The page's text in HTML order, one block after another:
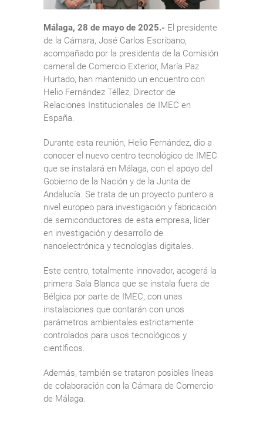
Málaga, 28 de mayo de 2025.- El presidente
de la Cámara, José Carlos Escribano,
acompañado por la presidenta de la Comisión
cameral de Comercio Exterior, María Paz
Hurtado, han mantenido un encuentro con
Helio Fernández Téllez, Director de
Relaciones Institucionales de IMEC en
España.
Durante esta reunión, Helio Fernández, dio a
conocer el nuevo centro tecnológico de IMEC
que se instalará en Málaga, con el apoyo del
Gobierno de la Nación y de la Junta de
Andalucía. Se trata de un proyecto puntero a
nivel europeo para investigación y fabricación
de semiconductores de esta empresa, líder
en investigación y desarrollo de
nanoelectrónica y tecnologías digitales.
Este centro, totalmente innovador, acogerá la
primera Sala Blanca que se instala fuera de
Bélgica por parte de IMEC, con unas
instalaciones que contarán con unos
parámetros ambientales estrictamente
controlados para usos tecnológicos y
científicos.
Además, también se trataron posibles líneas
de colaboración con la Cámara de Comercio
de Málaga.